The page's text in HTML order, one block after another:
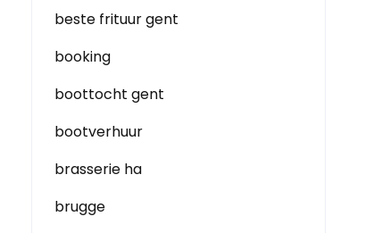
beste frituur gent
booking
boottocht gent
bootverhuur
brasserie ha
brugge